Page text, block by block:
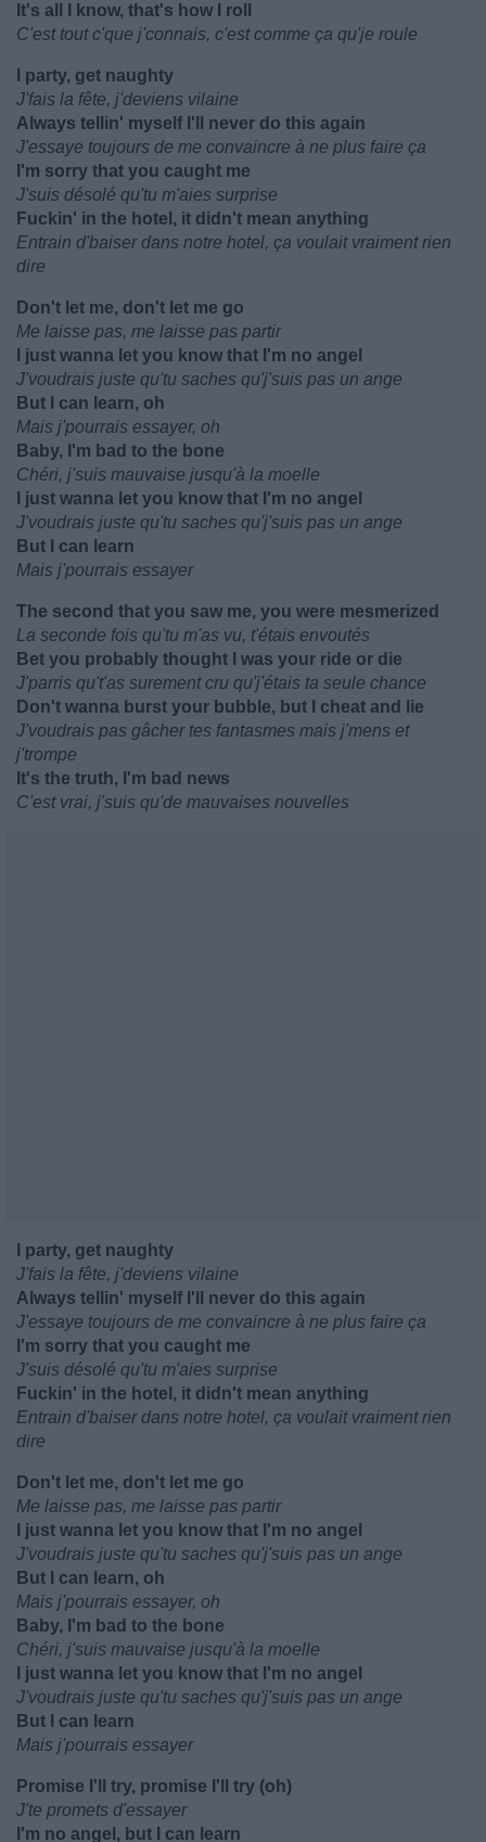
It's all I know, that's how I roll
C'est tout c'que j'connais, c'est comme ça qu'je roule
I party, get naughty
J'fais la fête, j'deviens vilaine
Always tellin' myself I'll never do this again
J'essaye toujours de me convaincre à ne plus faire ça
I'm sorry that you caught me
J'suis désolé qu'tu m'aies surprise
Fuckin' in the hotel, it didn't mean anything
Entrain d'baiser dans notre hotel, ça voulait vraiment rien
dire
Don't let me, don't let me go
Me laisse pas, me laisse pas partir
I just wanna let you know that I'm no angel
J'voudrais juste qu'tu saches qu'j'suis pas un ange
But I can learn, oh
Mais j'pourrais essayer, oh
Baby, I'm bad to the bone
Chéri, j'suis mauvaise jusqu'à la moelle
I just wanna let you know that I'm no angel
J'voudrais juste qu'tu saches qu'j'suis pas un ange
But I can learn
Mais j'pourrais essayer
The second that you saw me, you were mesmerized
La seconde fois qu'tu m'as vu, t'étais envoutés
Bet you probably thought I was your ride or die
J'parris qu't'as surement cru qu'j'étais ta seule chance
Don't wanna burst your bubble, but I cheat and lie
J'voudrais pas gâcher tes fantasmes mais j'mens et
j'trompe
It's the truth, I'm bad news
C'est vrai, j'suis qu'de mauvaises nouvelles
I party, get naughty
J'fais la fête, j'deviens vilaine
Always tellin' myself I'll never do this again
J'essaye toujours de me convaincre à ne plus faire ça
I'm sorry that you caught me
J'suis désolé qu'tu m'aies surprise
Fuckin' in the hotel, it didn't mean anything
Entrain d'baiser dans notre hotel, ça voulait vraiment rien
dire
Don't let me, don't let me go
Me laisse pas, me laisse pas partir
I just wanna let you know that I'm no angel
J'voudrais juste qu'tu saches qu'j'suis pas un ange
But I can learn, oh
Mais j'pourrais essayer, oh
Baby, I'm bad to the bone
Chéri, j'suis mauvaise jusqu'à la moelle
I just wanna let you know that I'm no angel
J'voudrais juste qu'tu saches qu'j'suis pas un ange
But I can learn
Mais j'pourrais essayer
Promise I'll try, promise I'll try (oh)
J'te promets d'essayer
I'm no angel, but I can learn